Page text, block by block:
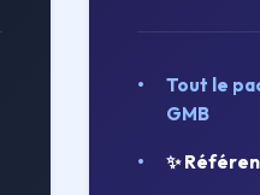
Tout le
GMB
✨